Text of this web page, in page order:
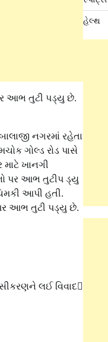
પર આભ તુટી પડ્યુ છે.
નગરમાં રહેતા
ગોલ્ડ રોડ પાસે
માટે ખાનગી
પર આભ તુટીપ ડ્યુ
આપી હતી.
આભ તુટી પડ્યુ છે.
લઈ વિવાદ
હેલ્થ